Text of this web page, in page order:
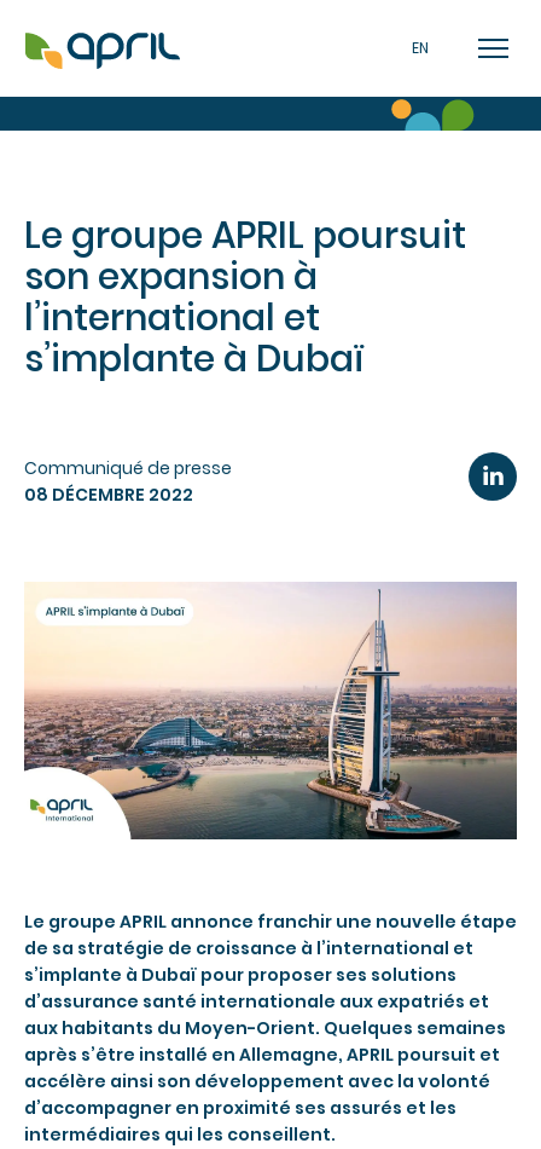
EN
Le groupe APRIL poursuit
son expansion à
l’international et
s’implante à Dubaï
Communiqué de presse
08 DÉCEMBRE 2022
Le groupe APRIL annonce franchir une nouvelle étape
de sa stratégie de croissance à l’international et
s’implante à Dubaï pour proposer ses solutions
d’assurance santé internationale aux expatriés et
aux habitants du Moyen-Orient. Quelques semaines
après s’être installé en Allemagne, APRIL poursuit et
accélère ainsi son développement avec la volonté
d’accompagner en proximité ses assurés et les
intermédiaires qui les conseillent.